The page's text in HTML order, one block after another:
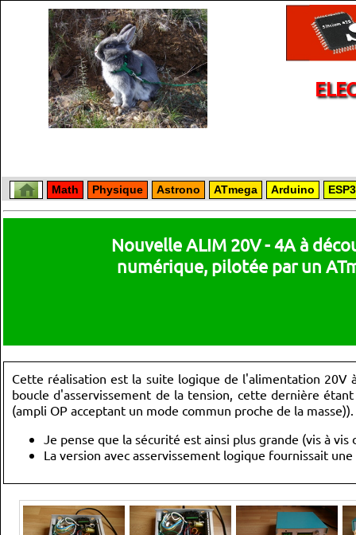
Math Physique Astrono ATmega Arduino
Nouvelle ALIM 20V - 4A à
numérique, pilotée par un
Cette réalisation est la suite logique de l'alimentation 20V
boucle d'asservissement de la tension, cette dernière
(ampli OP acceptant un mode commun proche de la
Je pense que la sécurité est ainsi plus grande (vis à
La version avec asservissement logique fournissait